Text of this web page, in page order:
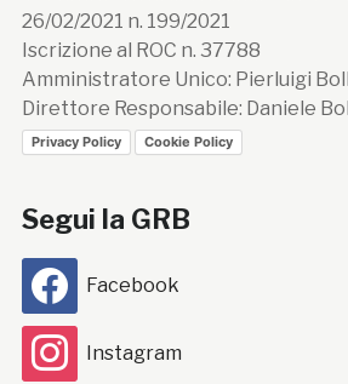
26/02/2021 n. 199/2021
Iscrizione al ROC n. 37788
Amministratore Unico: Pierluigi
Direttore Responsabile: Daniele
Privacy Policy Cookie Policy
Segui la GRB
Facebook
Instagram